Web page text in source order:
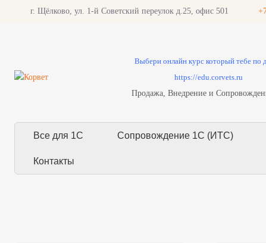
г. Щёлково, ул. 1-й Советский переулок д.25, офис 501
Выбери онлайн курс который тебе по
https://edu.corvets.ru
Продажа, Внедрение и
Все для 1С Сопровождение 1С (ИТС)
Контакты